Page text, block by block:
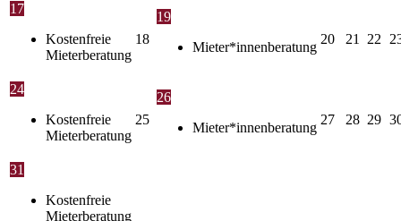
17
Kostenfreie
Mieterberatung
18
19
Mieter*innenberatung
20 21 22
24
Kostenfreie
Mieterberatung
25
26
Mieter*innenberatung
27 28 29
31
Kostenfreie
Mieterberatung